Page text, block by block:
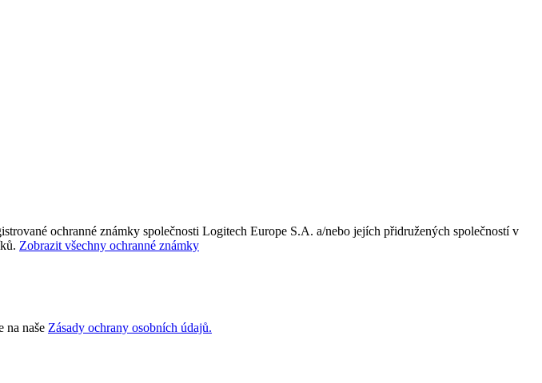
ochranné známky společnosti Logitech Europe S.A. a/nebo jejích přidružených společností v
Zobrazit všechny ochranné známky
na naše Zásady ochrany osobních údajů.